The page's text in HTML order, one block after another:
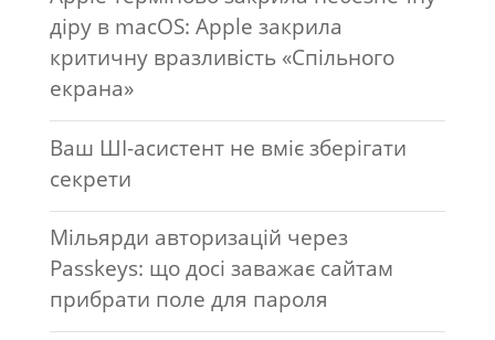
діру в macOS: Apple закрила
критичну вразливість «Спільного
екрана»
Ваш ШІ-асистент не вміє зберігати
секрети
Мільярди авторизацій через
Passkeys: що досі заважає сайтам
прибрати поле для пароля